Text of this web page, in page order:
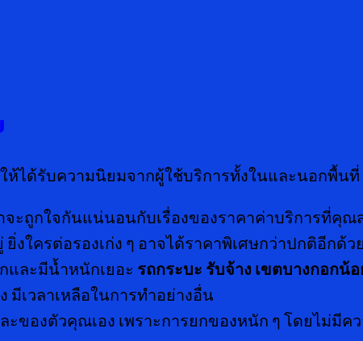
ได้รับความนิยมจากผู้ใช้บริการทั้งในและนอกพื้นที่
ะถูกใจกันแน่นอนกับเรื่องของราคาค่าบริการที่คุณ
ใครต่อรองเก่ง ๆ อาจได้ราคาพิเศษกว่าปกติอีกด้ว
ละมีน้ำหนักเยอะ รถกระบะ รับจ้าง เขตบางกอกน้อ
เวลาเหลือในการทำอย่างอื่น
องตัวคุณเอง เพราะการยกของหนัก ๆ โดยไม่มีค